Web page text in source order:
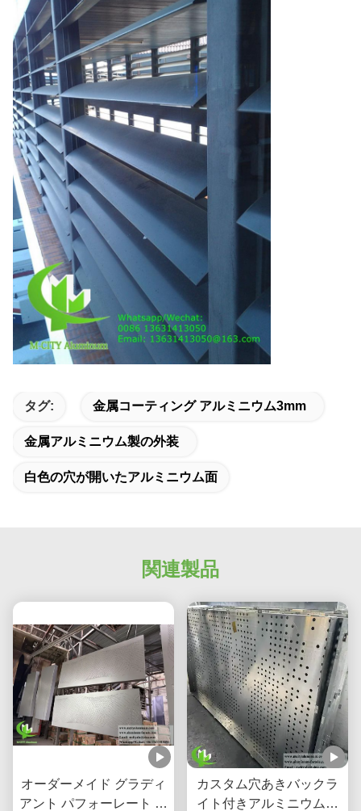
タグ: 金属コーティング アルミニウム3mm
金属アルミニウム製の外装
白色の穴が開いたアルミニウム面
関連製品
オーダーメイド グラディ
アント パフォーレート ア
カスタム穴あきバックラ
イト付きアルミニウム天